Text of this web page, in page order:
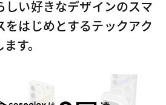
しい好きなデザインのスマ
をはじめとするテックアク
す。